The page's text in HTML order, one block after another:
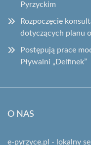
Pyrzyckim
Rozpoczęcie
dotyczących planu
Postępują prace
Pływalni „Delfinek”
O NAS
e-pyrzyce.pl - lokalny